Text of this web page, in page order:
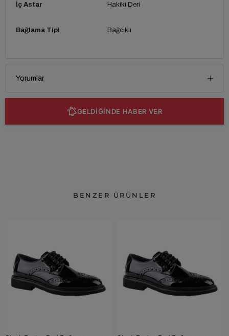
İç Astar Hakiki Deri
Bağlama Tipi Bağcıklı
Yorumlar
GELDİĞİNDE HABER VER
BENZER ÜRÜNLER